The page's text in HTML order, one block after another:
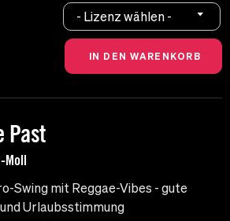
- Lizenz wählen -
Past
Moll
Swing mit Reggae-Vibes - gute
Urlaubsstimmung